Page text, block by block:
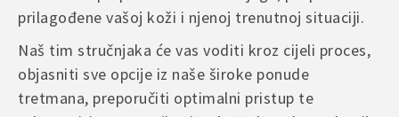
prilagođene vašoj koži i njenoj trenutnoj situaciji.
Naš tim stručnjaka će vas voditi kroz cijeli proces,
objasniti sve opcije iz naše široke ponude
tretmana, preporučiti optimalni pristup te